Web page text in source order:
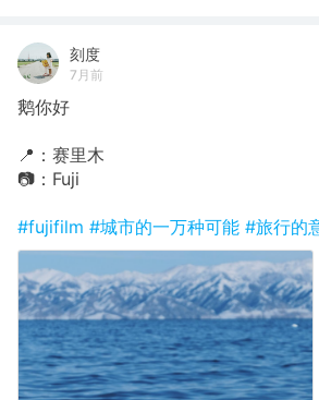
刻度
7月前
鹅你好
📍：赛里木
📷：Fuji
#fujifilm #城市的一万种可能 #旅行的